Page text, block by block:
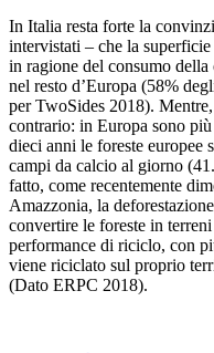
In Italia resta forte la
intervistati – che la
in ragione del consumo
nel resto d’Europa (58%
per TwoSides 2018).
contrario: in Europa sono
dieci anni le foreste europee
campi da calcio al giorno
fatto, come recentemente
Amazzonia, la
convertire le foreste in
performance di riciclo, con
viene riciclato sul proprio
(Dato ERPC 2018).